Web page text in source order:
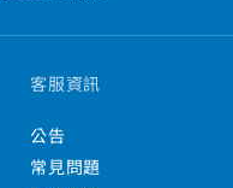
客服資訊
公告
常見問題